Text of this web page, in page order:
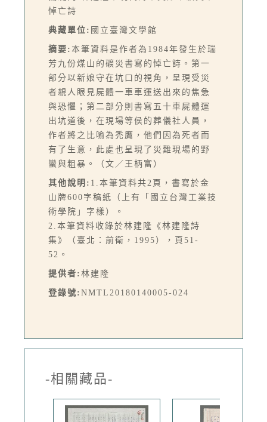
悼亡詩
典藏單位: 國立臺灣文學館
摘要: 本筆資料是作者為1984年發生於瑞
芳九份煤山的礦災書寫的悼亡詩。第一
部分以新娘守在坑口的視角，呈現受災
者親人眼見屍體一車車運送出來的焦急
與恐懼；第二部分則書寫五十車屍體運
出坑道後，在現場等侯的葬儀社人員，
作者將之比喻為禿鷹，他們因為死者而
有了生意，此處也呈現了災難現場的野
蠻與粗暴。（文／王柄富）
其他說明: 1.本筆資料共2頁，書寫於金
山牌600字稿紙（上有「國立台灣工業技
術學院」字樣）。
2.本筆資料收錄於林建隆《林建隆詩
集》（臺北：前衛，1995），頁51-
52。
提供者: 林建隆
登錄號: NMTL20180140005-024
-相關藏品-